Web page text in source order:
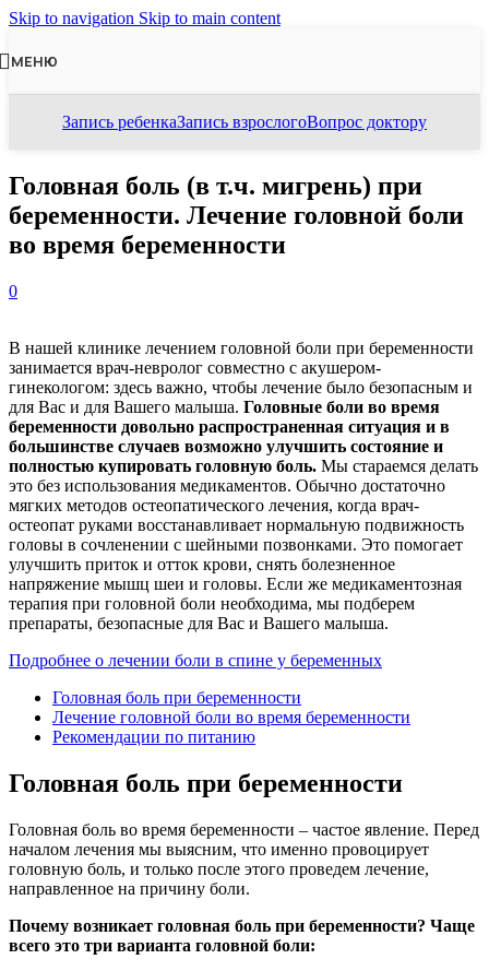
Skip to navigation Skip to main content
МЕНЮ
Запись ребенкаЗапись взрослогоВопрос доктору
Головная боль (в т.ч. мигрень) при
беременности. Лечение головной боли
во время беременности
0
В нашей клинике лечением головной боли при беременности
занимается врач-невролог совместно с акушером-
гинекологом: здесь важно, чтобы лечение было безопасным и
для Вас и для Вашего малыша. Головные боли во время
беременности довольно распространенная ситуация и в
большинстве случаев возможно улучшить состояние и
полностью купировать головную боль. Мы стараемся делать
это без использования медикаментов. Обычно достаточно
мягких методов остеопатического лечения, когда врач-
остеопат руками восстанавливает нормальную подвижность
головы в сочленении с шейными позвонками. Это помогает
улучшить приток и отток крови, снять болезненное
напряжение мышц шеи и головы. Если же медикаментозная
терапия при головной боли необходима, мы подберем
препараты, безопасные для Вас и Вашего малыша.
Подробнее о лечении боли в спине у беременных
Головная боль при беременности
Лечение головной боли во время беременности
Рекомендации по питанию
Головная боль при беременности
Головная боль во время беременности – частое явление. Перед
началом лечения мы выясним, что именно провоцирует
головную боль, и только после этого проведем лечение,
направленное на причину боли.
Почему возникает головная боль при беременности? Чаще
всего это три варианта головной боли: